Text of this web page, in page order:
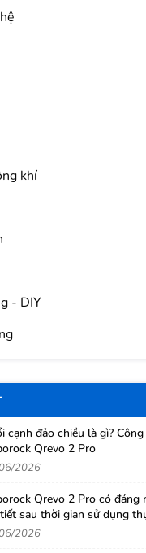
khí
- DIY
cạnh đảo chiều là gì?
Qrevo 2 Pro
2026
Qrevo 2 Pro có đáng
sau thời gian sử dụng
2026